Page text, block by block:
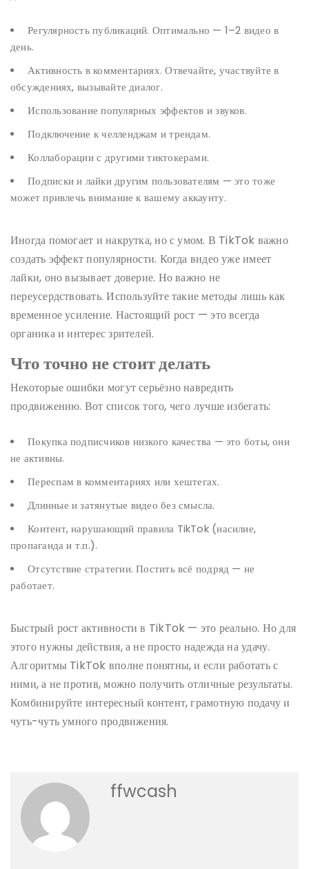
Регулярность публикаций. Оптимально — 1–2 видео в
день.
Активность в комментариях. Отвечайте, участвуйте в
обсуждениях, вызывайте диалог.
Использование популярных эффектов и звуков.
Подключение к челленджам и трендам.
Коллаборации с другими тиктокерами.
Подписки и лайки другим пользователям — это тоже
может привлечь внимание к вашему аккаунту.
Иногда помогает и накрутка, но с умом. В TikTok важно
создать эффект популярности. Когда видео уже имеет
лайки, оно вызывает доверие. Но важно не
переусердствовать. Используйте такие методы лишь как
временное усиление. Настоящий рост — это всегда
органика и интерес зрителей.
Что точно не стоит делать
Некоторые ошибки могут серьёзно навредить
продвижению. Вот список того, чего лучше избегать:
Покупка подписчиков низкого качества — это боты, они
не активны.
Переспам в комментариях или хештегах.
Длинные и затянутые видео без смысла.
Контент, нарушающий правила TikTok (насилие,
пропаганда и т.п.).
Отсутствие стратегии. Постить всё подряд — не
работает.
Быстрый рост активности в TikTok — это реально. Но для
этого нужны действия, а не просто надежда на удачу.
Алгоритмы TikTok вполне понятны, и если работать с
ними, а не против, можно получить отличные результаты.
Комбинируйте интересный контент, грамотную подачу и
чуть-чуть умного продвижения.
ffwcash